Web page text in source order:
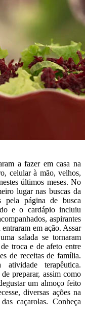
a fazer em casa na
celular à mão, velhos,
últimos meses. No
lugar nas buscas da
pela página de busca
e o cardápio incluiu
aspirantes
em ação. Assar
salada se tornaram
troca e de afeto entre
de receitas de família.
terapêutica.
preparar, assim como
um almoço feito
diversas ações na
caçarolas. Conheça